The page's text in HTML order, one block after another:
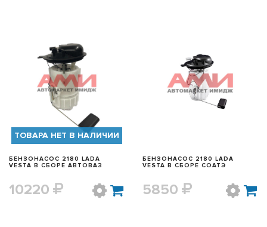
БЫСТРЫЙ ПРОСМОТР
ТОВАРА НЕТ В НАЛИЧИИ
БЕНЗОНАСОС 2180 LADA
VESTA В СБОРЕ АВТОВАЗ
10220
БЫСТРЫЙ ПРОСМОТР
БЕНЗОНАСОС 2180 LADA
VESTA В СБОРЕ СОАТЭ
5850